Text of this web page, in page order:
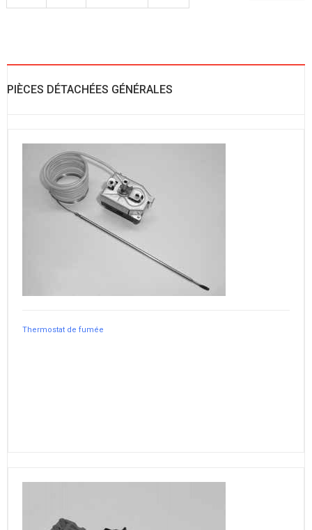
PIÈCES DÉTACHÉES GÉNÉRALES
Thermostat de fumée